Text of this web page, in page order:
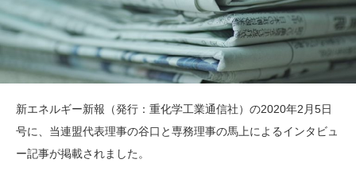
新エネルギー新報（発行：重化学工業通信社）の2020年2月5日
号に、当連盟代表理事の谷口と専務理事の馬上によるインタビュ
ー記事が掲載されました。